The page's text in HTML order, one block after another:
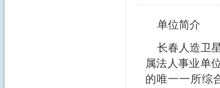
单位简介
长春人造卫
属法人事业单
的唯一一所综